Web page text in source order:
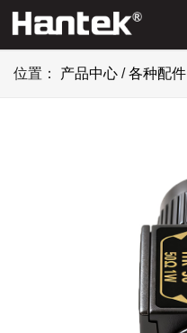
位置： 产品中心 /各种配件